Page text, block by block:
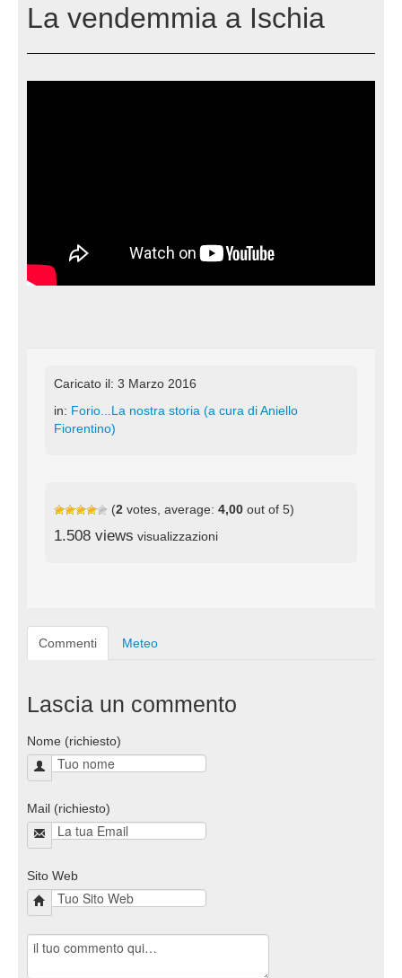
La vendemmia a Ischia
Caricato il: 3 Marzo 2016
in: Forio...La nostra storia (a cura di Aniello
Fiorentino)
(2 votes, average: 4,00 out of 5)
1.508 views visualizzazioni
Commenti Meteo
Lascia un commento
Nome (richiesto)
Mail (richiesto)
Sito Web